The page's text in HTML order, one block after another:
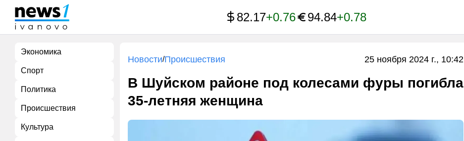
82.17+0.76 94.84+0.78
Экономика
Спорт
Политика
Происшествия
Культура
Новости/Происшествия 25 ноября 2024 г., 10:42
В Шуйском районе под колесами фуры погибла
35-летняя женщина